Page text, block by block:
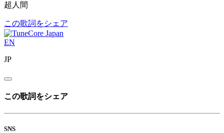
超人間
この歌詞をシェア
EN
JP
この歌詞をシェア
SNS